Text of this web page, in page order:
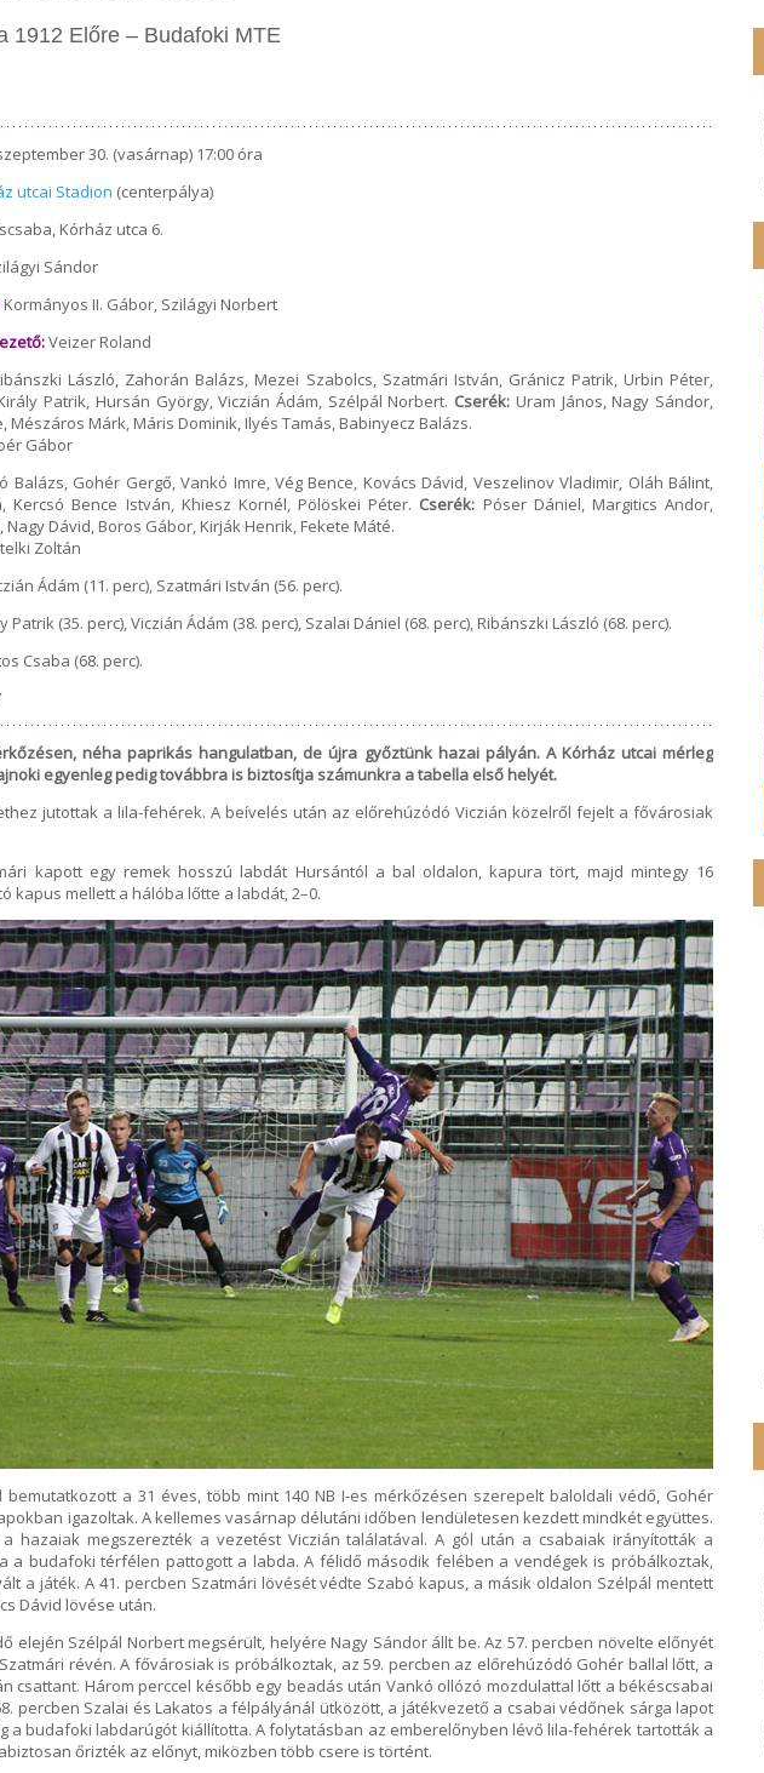
1912 Előre – Budafoki MTE
30. (vasárnap) 17:00 óra
utcai Stadion (centerpálya)
Kórház utca 6.
Sándor
Kormányos II. Gábor, Szilágyi Norbert
Veizer Roland
László, Zahorán Balázs, Mezei Szabolcs, Szatmári István, Gránicz Patrik, Urbin Péter,
Patrik, Hursán György, Viczián Ádám, Szélpál Norbert. Cserék: Uram János, Nagy Sándor,
Mészáros Márk, Máris Dominik, Ilyés Tamás, Babinyecz Balázs.
Gábor
Balázs, Gohér Gergő, Vankó Imre, Vég Bence, Kovács Dávid, Veszelinov Vladimir, Oláh Bálint,
Kercsó Bence István, Khiesz Kornél, Pölöskei Péter. Cserék: Póser Dániel, Margitics Andor,
Nagy Dávid, Boros Gábor, Kirják Henrik, Fekete Máté.
Zoltán
Ádám (11. perc), Szatmári István (56. perc).
Patrik (35. perc), Viczián Ádám (38. perc), Szalai Dániel (68. perc), Ribánszki László (68. perc).
Csaba (68. perc).
néha paprikás hangulatban, de újra győztünk hazai pályán. A Kórház utcai mérleg
egyenleg pedig továbbra is biztosítja számunkra a tabella első helyét.
jutottak a lila-fehérek. A beívelés után az előrehúzódó Viczián közelről fejelt a fővárosiak
kapott egy remek hosszú labdát Hursántól a bal oldalon, kapura tört, majd mintegy 16
kapus mellett a hálóba lőtte a labdát, 2–0.
bemutatkozott a 31 éves, több mint 140 NB I-es mérkőzésen szerepelt baloldali védő, Gohér
igazoltak. A kellemes vasárnap délutáni időben lendületesen kezdett mindkét együttes.
hazaiak megszerezték a vezetést Viczián találatával. A gól után a csabaiak irányították a
a budafoki térfélen pattogott a labda. A félidő második felében a vendégek is próbálkoztak,
a játék. A 41. percben Szatmári lövését védte Szabó kapus, a másik oldalon Szélpál mentett
Dávid lövése után.
elején Szélpál Norbert megsérült, helyére Nagy Sándor állt be. Az 57. percben növelte előnyét
révén. A fővárosiak is próbálkoztak, az 59. percben az előrehúzódó Gohér ballal lőtt, a
csattant. Három perccel később egy beadás után Vankó ollózó mozdulattal lőtt a békéscsabai
percben Szalai és Lakatos a félpályánál ütközött, a játékvezető a csabai védőnek sárga lapot
a budafoki labdarúgót kiállította. A folytatásban az emberelőnyben lévő lila-fehérek tartották a
őrizték az előnyt, miközben több csere is történt.